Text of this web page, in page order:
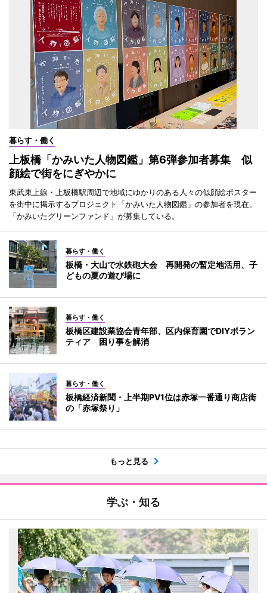
暮らす・働く
上板橋「かみいた人物図鑑」第6弾参加者募集 似
顔絵で街をにぎやかに
東武東上線・上板橋駅周辺で地域にゆかりのある人々の似顔絵ポスター
を街中に掲示するプロジェクト「かみいた人物図鑑」の参加者を現在、
「かみいたグリーンファンド」が募集している。
暮らす・働く
板橋・大山で水鉄砲大会 再開発の暫定地活用、子
どもの夏の遊び場に
暮らす・働く
板橋区建設業協会青年部、区内保育園でDIYボラン
ティア 困り事を解消
暮らす・働く
板橋経済新聞・上半期PV1位は赤塚一番通り商店街
の「赤塚祭り」
もっと見る
学ぶ・知る